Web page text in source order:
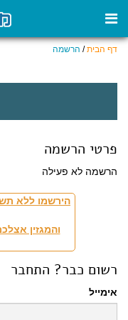
דף הבית/ הרשמה
פרטי הרשמה
הרשמה לא פעילה
הירשמו ללא
והמגזין
רשום כבר? התחבר
אימייל